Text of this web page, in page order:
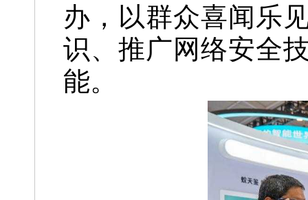
办，以群众喜闻乐
识、推广网络安全
能。